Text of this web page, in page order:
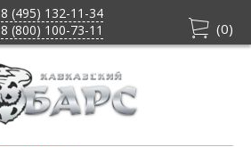
8 (495) 132-11-34
8 (800) 100-73-11
(0)